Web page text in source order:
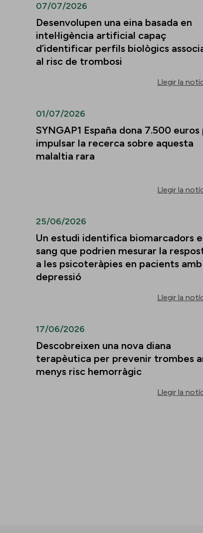
07/07/2026
Desenvolupen una eina basada en
intel·ligència artificial capaç
d’identificar perfils biològics
al risc de trombosi
Llegir la
01/07/2026
SYNGAP1 España dona 7.500 euros
impulsar la recerca sobre aquesta
malaltia rara
Llegir la
25/06/2026
Un estudi identifica biomarcadors
sang que podrien mesurar la
a les psicoteràpies en pacients amb
depressió
Llegir la
17/06/2026
Descobreixen una nova diana
terapèutica per prevenir trombes
menys risc hemorràgic
Llegir la